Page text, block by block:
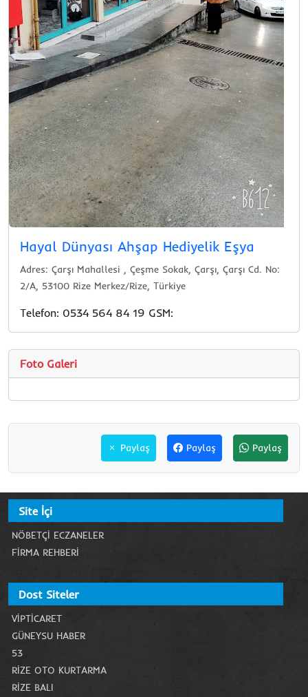
Hayal Dünyası Ahşap Hediyelik Eşya
Adres: Çarşı Mahallesi , Çeşme Sokak, Çarşı, Çarşı Cd. No:
2/A, 53100 Rize Merkez/Rize, Türkiye
Telefon: 0534 564 84 19 GSM:
Foto Galeri
Paylaş Paylaş Paylaş
Site İçi
NÖBETÇI ECZANELER
FIRMA REHBERI
Dost Siteler
VIPTICARET
GÜNEYSU HABER
53
RIZE OTO KURTARMA
RIZE BALI